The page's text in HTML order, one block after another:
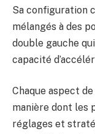
Sa configuration
mélangés à des
double gauche
capacité
Chaque aspect
manière dont les
réglages et